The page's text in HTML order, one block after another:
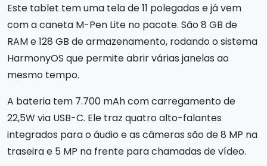
Este tablet tem uma tela de 11 polegadas e já vem
com a caneta M-Pen Lite no pacote. São 8 GB de
RAM e 128 GB de armazenamento, rodando o sistema
HarmonyOS que permite abrir várias janelas ao
mesmo tempo.
A bateria tem 7.700 mAh com carregamento de
22,5W via USB-C. Ele traz quatro alto-falantes
integrados para o áudio e as câmeras são de 8 MP na
traseira e 5 MP na frente para chamadas de vídeo.